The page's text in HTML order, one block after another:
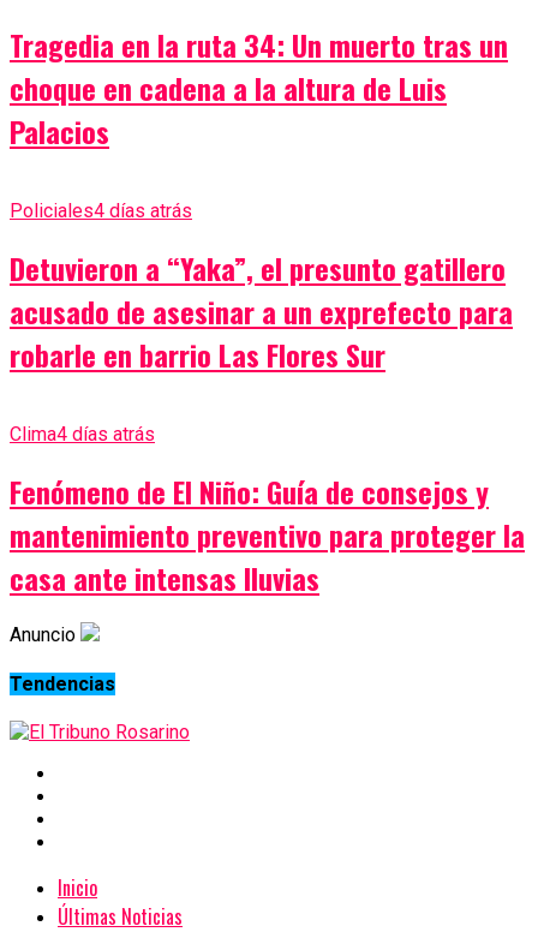
Tragedia en la ruta 34: Un muerto tras un
choque en cadena a la altura de Luis
Palacios
Policiales4 días atrás
Detuvieron a “Yaka”, el presunto gatillero
acusado de asesinar a un exprefecto para
robarle en barrio Las Flores Sur
Clima4 días atrás
Fenómeno de El Niño: Guía de consejos y
mantenimiento preventivo para proteger la
casa ante intensas lluvias
Anuncio
Tendencias
Inicio
Últimas Noticias